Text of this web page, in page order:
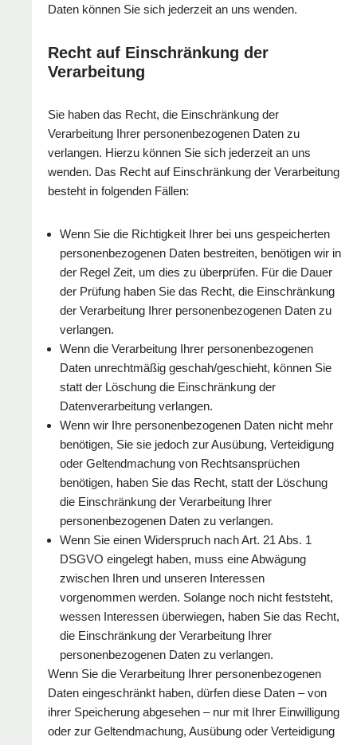
Daten können Sie sich jederzeit an uns wenden.
Recht auf Einschränkung der
Verarbeitung
Sie haben das Recht, die Einschränkung der
Verarbeitung Ihrer personenbezogenen Daten zu
verlangen. Hierzu können Sie sich jederzeit an uns
wenden. Das Recht auf Einschränkung der Verarbeitung
besteht in folgenden Fällen:
Wenn Sie die Richtigkeit Ihrer bei uns gespeicherten
personenbezogenen Daten bestreiten, benötigen wir in
der Regel Zeit, um dies zu überprüfen. Für die Dauer
der Prüfung haben Sie das Recht, die Einschränkung
der Verarbeitung Ihrer personenbezogenen Daten zu
verlangen.
Wenn die Verarbeitung Ihrer personenbezogenen
Daten unrechtmäßig geschah/geschieht, können Sie
statt der Löschung die Einschränkung der
Datenverarbeitung verlangen.
Wenn wir Ihre personenbezogenen Daten nicht mehr
benötigen, Sie sie jedoch zur Ausübung, Verteidigung
oder Geltendmachung von Rechtsansprüchen
benötigen, haben Sie das Recht, statt der Löschung
die Einschränkung der Verarbeitung Ihrer
personenbezogenen Daten zu verlangen.
Wenn Sie einen Widerspruch nach Art. 21 Abs. 1
DSGVO eingelegt haben, muss eine Abwägung
zwischen Ihren und unseren Interessen
vorgenommen werden. Solange noch nicht feststeht,
wessen Interessen überwiegen, haben Sie das Recht,
die Einschränkung der Verarbeitung Ihrer
personenbezogenen Daten zu verlangen.
Wenn Sie die Verarbeitung Ihrer personenbezogenen
Daten eingeschränkt haben, dürfen diese Daten – von
ihrer Speicherung abgesehen – nur mit Ihrer Einwilligung
oder zur Geltendmachung, Ausübung oder Verteidigung